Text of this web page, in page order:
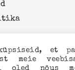
VENNASKOND
et
meie
oled nõus